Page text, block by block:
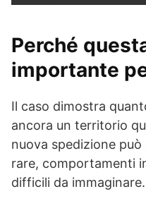
Perché
importante
Il caso dimostra
ancora un territorio
nuova spedizione
rare, comportamenti
difficili da immaginare.